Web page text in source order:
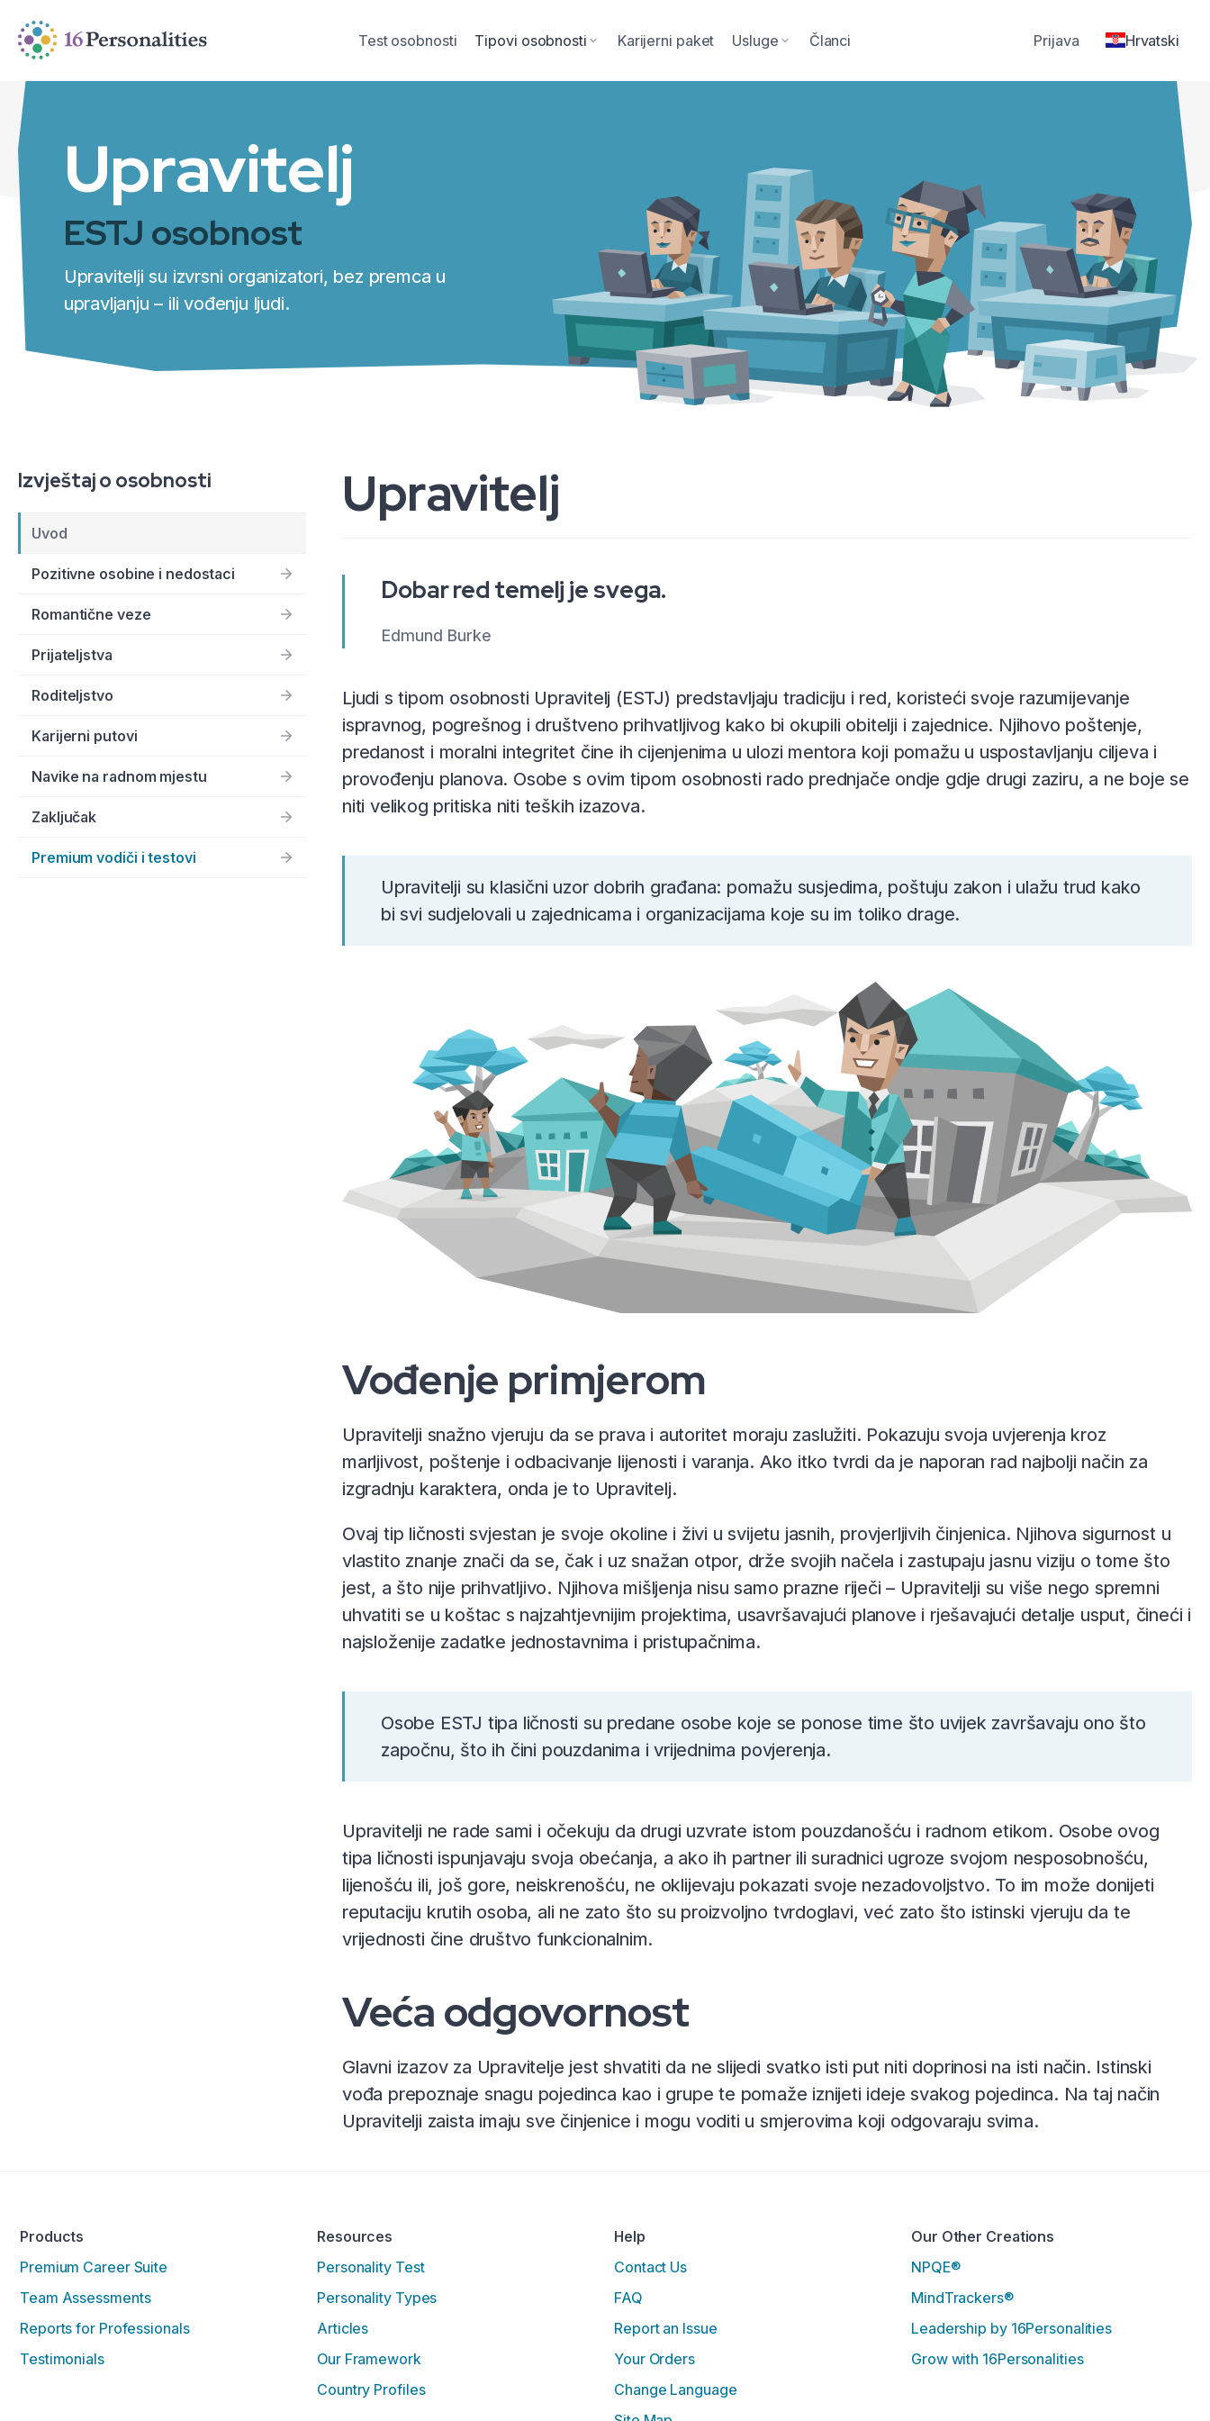
Preskoči na opcije pristupačnosti
Test osobnosti Tipovi osobnosti Karijerni paket Usluge Članci Prijava Hrvatski
Upravitelj
ESTJ osobnost
Upravitelji su izvrsni organizatori, bez premca u
upravljanju – ili vođenju ljudi.
Izvještaj o osobnosti
Uvod
Pozitivne osobine i nedostaci
Romantične veze
Prijateljstva
Roditeljstvo
Karijerni putovi
Navike na radnom mjestu
Zaključak
Premium vodiči i testovi
Upravitelj
Dobar red temelj je svega.
Edmund Burke
Ljudi s tipom osobnosti Upravitelj (ESTJ) predstavljaju tradiciju i red, koristeći svoje razumijevanje
ispravnog, pogrešnog i društveno prihvatljivog kako bi okupili obitelji i zajednice. Njihovo poštenje,
predanost i moralni integritet čine ih cijenjenima u ulozi mentora koji pomažu u uspostavljanju ciljeva i
provođenju planova. Osobe s ovim tipom osobnosti rado prednjače ondje gdje drugi zaziru, a ne boje se
niti velikog pritiska niti teških izazova.
Upravitelji su klasični uzor dobrih građana: pomažu susjedima, poštuju zakon i ulažu trud kako
bi svi sudjelovali u zajednicama i organizacijama koje su im toliko drage.
Vođenje primjerom
Upravitelji snažno vjeruju da se prava i autoritet moraju zaslužiti. Pokazuju svoja uvjerenja kroz
marljivost, poštenje i odbacivanje lijenosti i varanja. Ako itko tvrdi da je naporan rad najbolji način za
izgradnju karaktera, onda je to Upravitelj.
Ovaj tip ličnosti svjestan je svoje okoline i živi u svijetu jasnih, provjerljivih činjenica. Njihova sigurnost u
vlastito znanje znači da se, čak i uz snažan otpor, drže svojih načela i zastupaju jasnu viziju o tome što
jest, a što nije prihvatljivo. Njihova mišljenja nisu samo prazne riječi – Upravitelji su više nego spremni
uhvatiti se u koštac s najzahtjevnijim projektima, usavršavajući planove i rješavajući detalje usput, čineći i
najsloženije zadatke jednostavnima i pristupačnima.
Osobe ESTJ tipa ličnosti su predane osobe koje se ponose time što uvijek završavaju ono što
započnu, što ih čini pouzdanima i vrijednima povjerenja.
Upravitelji ne rade sami i očekuju da drugi uzvrate istom pouzdanošću i radnom etikom. Osobe ovog
tipa ličnosti ispunjavaju svoja obećanja, a ako ih partner ili suradnici ugroze svojom nesposobnošću,
lijenošću ili, još gore, neiskrenošću, ne oklijevaju pokazati svoje nezadovoljstvo. To im može donijeti
reputaciju krutih osoba, ali ne zato što su proizvoljno tvrdoglavi, već zato što istinski vjeruju da te
vrijednosti čine društvo funkcionalnim.
Veća odgovornost
Glavni izazov za Upravitelje jest shvatiti da ne slijedi svatko isti put niti doprinosi na isti način. Istinski
vođa prepoznaje snagu pojedinca kao i grupe te pomaže iznijeti ideje svakog pojedinca. Na taj način
Upravitelji zaista imaju sve činjenice i mogu voditi u smjerovima koji odgovaraju svima.
Products
Premium Career Suite
Team Assessments
Reports for Professionals
Testimonials
Resources
Personality Test
Personality Types
Articles
Our Framework
Country Profiles
Help
Contact Us
FAQ
Report an Issue
Your Orders
Change Language
Our Other Creations
NPQE®
MindTrackers®
Leadership by 16Personalities
Grow with 16Personalities